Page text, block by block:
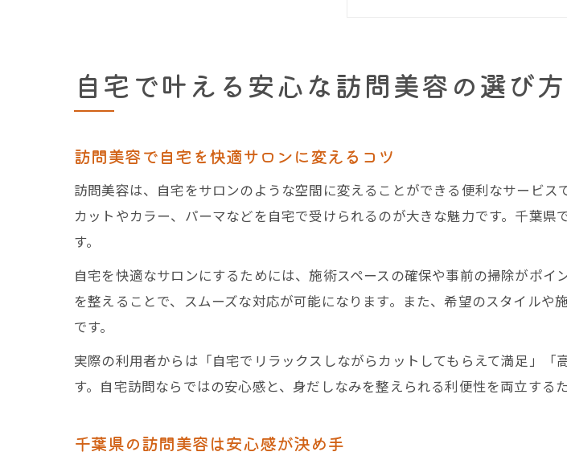
安い訪問美容を千葉県で賢
訪問美容助成金を活用
訪問美容のコスパを上
初めての訪問美容で重
訪問美容師の資格や信
訪問美容サービスの安
初利用者が安心できる
自宅で叶える安心な訪問美容の選び方
訪問美容で自宅を快適サロンに変えるコツ
訪問美容は、自宅をサロンのような空間に変えることができる便利なサービ
カットやカラー、パーマなどを自宅で受けられるのが大きな魅力です。千葉
す。
自宅を快適なサロンにするためには、施術スペースの確保や事前の掃除がポ
を整えることで、スムーズな対応が可能になります。また、希望のスタイル
です。
実際の利用者からは「自宅でリラックスしながらカットしてもらえて満足」
す。自宅訪問ならではの安心感と、身だしなみを整えられる利便性を両立する
千葉県の訪問美容は安心感が決め手